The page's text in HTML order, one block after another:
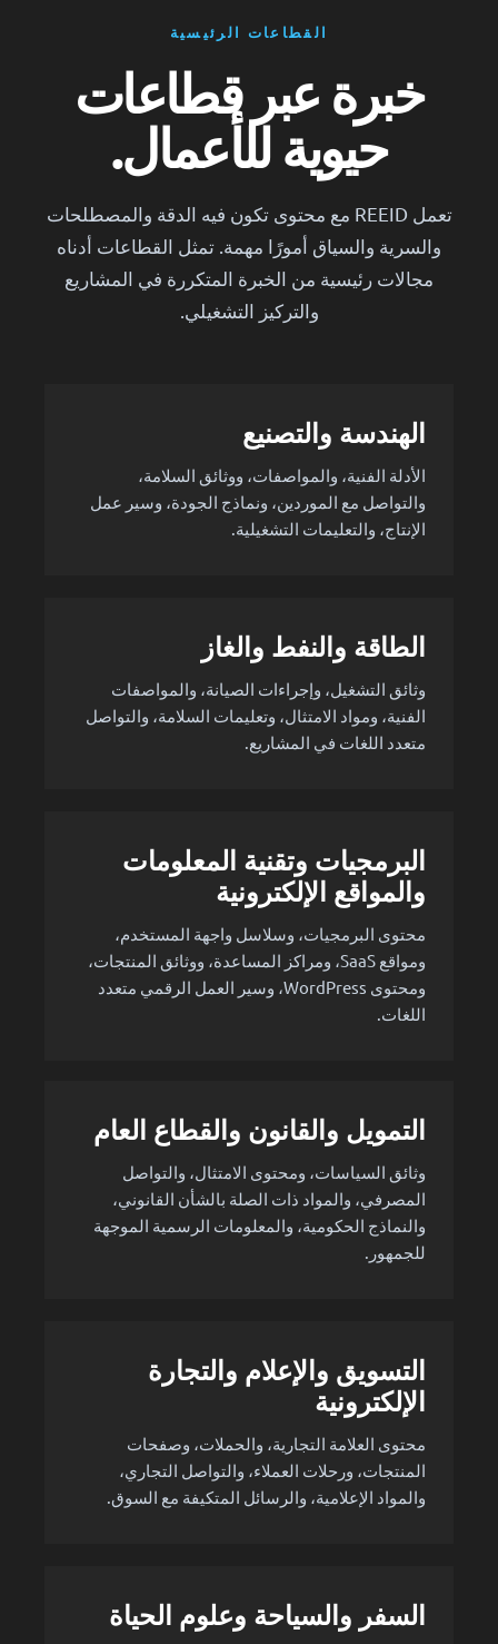
القطاعات الرئيسية
خبرة عبر قطاعات
حيوية للأعمال.
تعمل REEID مع محتوى تكون فيه الدقة والمصطلحات
والسرية والسياق أمورًا مهمة. تمثل القطاعات أدناه
مجالات رئيسية من الخبرة المتكررة في المشاريع
والتركيز التشغيلي.
الهندسة والتصنيع
الأدلة الفنية، والمواصفات، ووثائق السلامة،
والتواصل مع الموردين، ونماذج الجودة، وسير عمل
الإنتاج، والتعليمات التشغيلية.
الطاقة والنفط والغاز
وثائق التشغيل، وإجراءات الصيانة، والمواصفات
الفنية، ومواد الامتثال، وتعليمات السلامة، والتواصل
متعدد اللغات في المشاريع.
البرمجيات وتقنية المعلومات
والمواقع الإلكترونية
محتوى البرمجيات، وسلاسل واجهة المستخدم،
ومواقع SaaS، ومراكز المساعدة، ووثائق المنتجات،
ومحتوى WordPress، وسير العمل الرقمي متعدد
اللغات.
التمويل والقانون والقطاع العام
وثائق السياسات، ومحتوى الامتثال، والتواصل
المصرفي، والمواد ذات الصلة بالشأن القانوني،
والنماذج الحكومية، والمعلومات الرسمية الموجهة
للجمهور.
التسويق والإعلام والتجارة
الإلكترونية
محتوى العلامة التجارية، والحملات، وصفحات
المنتجات، ورحلات العملاء، والتواصل التجاري،
والمواد الإعلامية، والرسائل المتكيفة مع السوق.
السفر والسياحة وعلوم الحياة